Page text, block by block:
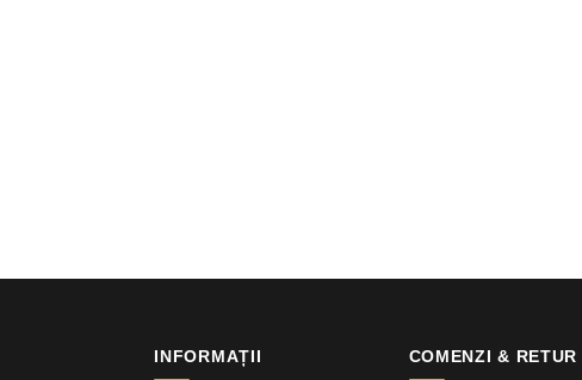
INFORMAȚII COMENZI & RETUR